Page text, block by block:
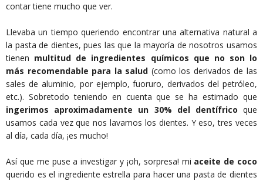
contar tiene mucho que ver.
Llevaba un tiempo queriendo encontrar una alternativa natural a
la pasta de dientes, pues las que la mayoría de nosotros usamos
tienen multitud de ingredientes químicos que no son lo
más recomendable para la salud (como los derivados de las
sales de aluminio, por ejemplo, fuoruro, derivados del petróleo,
etc.). Sobretodo teniendo en cuenta que se ha estimado que
ingerimos aproximadamente un 30% del dentífrico que
usamos cada vez que nos lavamos los dientes. Y eso, tres veces
al día, cada día, ¡es mucho!
Así que me puse a investigar y ¡oh, sorpresa! mi aceite de coco
querido es el ingrediente estrella para hacer una pasta de dientes